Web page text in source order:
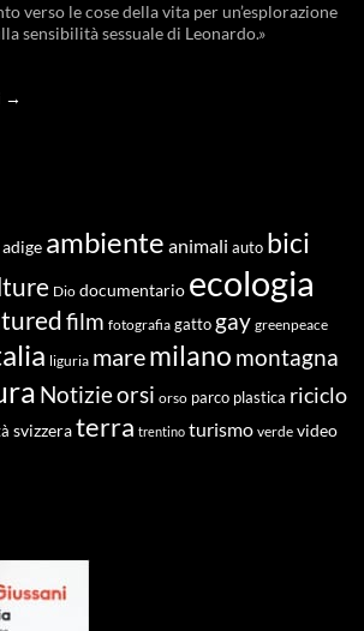
verso le cose della vita per un’esplorazione
sensibilità sessuale di Leonardo.»
→
ambiente animali auto bici
Dio documentario ecologia
film fotografia gatto gay greenpeace
liguria maremilano montagna
Notizieorsi orso parco plastica riciclo
svizzeraterra trentino turismo verde video